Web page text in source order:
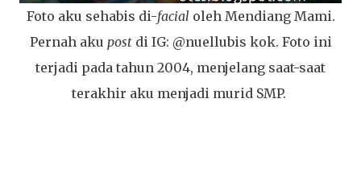
Foto aku sehabis di-facial oleh Mendiang Mami.
Pernah aku postdi IG: @nuellubis kok. Foto ini
terjadi pada tahun 2004, menjelang saat-saat
terakhir aku menjadi murid SMP.